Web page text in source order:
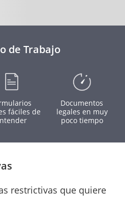
de Trabajo
fáciles de
Documentos
legales en muy
poco tiempo
restrictivas que quiere